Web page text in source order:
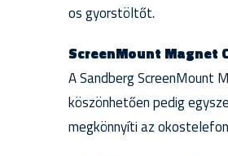
os gyorstöltőt.
ScreenMount Magnet
A Sandberg ScreenMount
köszönhetően pedig
megkönnyíti az